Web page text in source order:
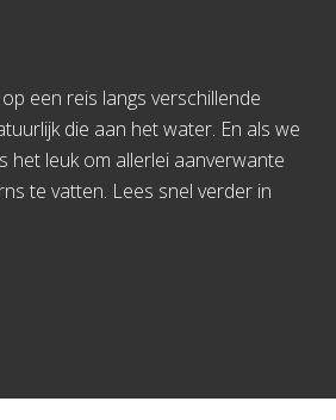
een reis langs verschillende
die aan het water. En als we
het leuk om allerlei aanverwante
te vatten. Lees snel verder in